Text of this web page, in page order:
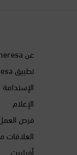
عن Mytheresa
تطبيق Mytheresa
الإستدامة
الإعلام
فرص
العلاقات
أفيلييت